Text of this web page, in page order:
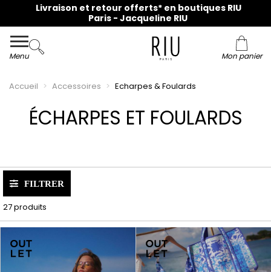
Livraison et retour offerts* en boutiques RIU
Paris - Jacqueline RIU
Menu Mon panier
Accueil Accessoires Echarpes & Foulards
ÉCHARPES ET FOULARDS
FILTRER
27 produits